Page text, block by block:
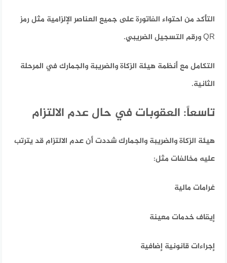
التأكد من احتواء الفاتورة على جميع العناصر الإلزامية مثل رمز
QR ورقم التسجيل الضريبي.
التكامل مع أنظمة هيئة الزكاة والضريبة والجمارك في المرحلة
الثانية.
تاسعاً: العقوبات في حال عدم الالتزام
هيئة الزكاة والضريبة والجمارك شددت أن عدم الالتزام قد يترتب
عليه مخالفات مثل:
غرامات مالية
إيقاف خدمات معينة
إجراءات قانونية إضافية